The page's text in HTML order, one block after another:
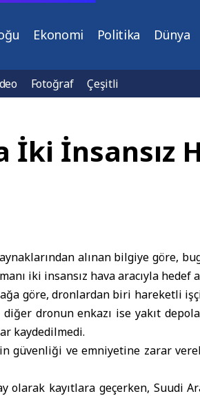
Ekonomi Politika Dünya
Fotoğraf Çeşitli
İki İnsansız
alınan bilgiye göre,
iki insansız hava aracıyla hedef
göre, dronlardan biri hareketli
dronun enkazı ise yakıt
kaydedilmedi.
güvenliği ve emniyetine zarar
olarak kayıtlara geçerken, Suudi